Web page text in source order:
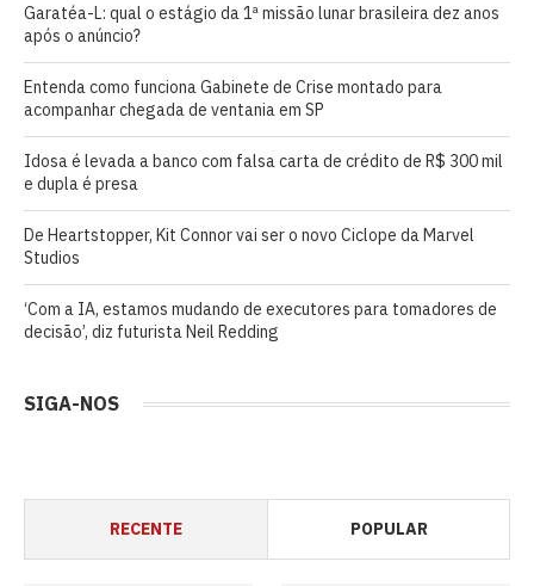
Garatéa-L: qual o estágio da 1ª missão lunar brasileira dez anos
após o anúncio?
Entenda como funciona Gabinete de Crise montado para
acompanhar chegada de ventania em SP
Idosa é levada a banco com falsa carta de crédito de R$ 300 mil
e dupla é presa
De Heartstopper, Kit Connor vai ser o novo Ciclope da Marvel
Studios
‘Com a IA, estamos mudando de executores para tomadores de
decisão’, diz futurista Neil Redding
SIGA-NOS
RECENTE POPULAR